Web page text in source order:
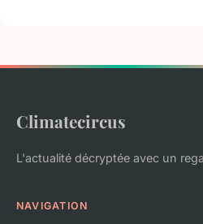
Climatecircus
L'actualité décryptée avec un
NAVIGATION